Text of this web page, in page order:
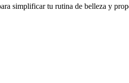
simplificar tu rutina de belleza y